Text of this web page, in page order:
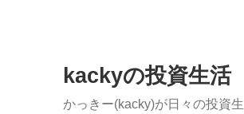
kackyの投資生活
かっきー(kacky)が日々の投資生